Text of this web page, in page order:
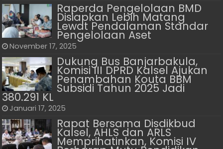
Raperda Pengelolaan BMD
Disiapkan Lebih Matang
Lewat Pendalaman Standar
Pengelolaan Aset
November 17, 2025
Dukung Bus Banjarbakula,
Komisi III DPRD Kalsel Ajukan
Penambahan Kouta BBM
Subsidi Tahun 2025 Jadi
380.291 KL
Januari 17, 2025
Rapat Bersama Disdikbud
Kalsel, AHLS dan ARLS
Memprihatinkan, Komisi IV